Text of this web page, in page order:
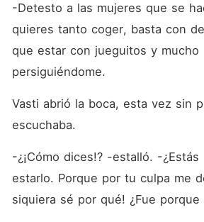
-Detesto a las mujeres que se
quieres tanto coger, basta con
que estar con jueguitos y mucho
persiguiéndome.
Vasti abrió la boca, esta vez sin
escuchaba.
-¿¡Cómo dices!? -estalló. -¿Estás
estarlo. Porque por tu culpa me
siquiera sé por qué! ¿Fue